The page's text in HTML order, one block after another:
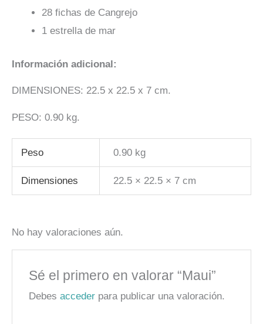
28 fichas de Cangrejo
1 estrella de mar
Información adicional:
DIMENSIONES: 22.5 x 22.5 x 7 cm.
PESO: 0.90 kg.
Peso 0.90 kg
Dimensiones 22.5 × 22.5 × 7 cm
No hay valoraciones aún.
Sé el primero en valorar “Maui”
Debesacceder para publicar una valoración.